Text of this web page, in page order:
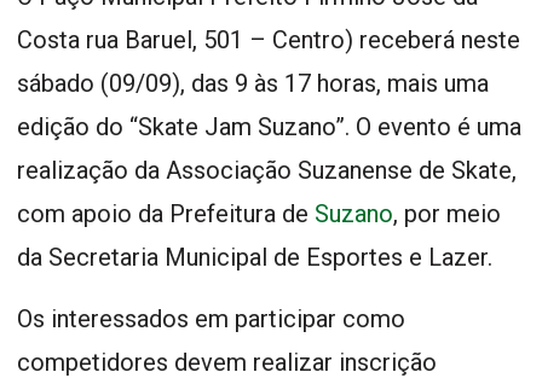
Costa rua Baruel, 501 – Centro) receberá neste
sábado (09/09), das 9 às 17 horas, mais uma
edição do “Skate Jam Suzano”. O evento é uma
realização da Associação Suzanense de Skate,
com apoio da Prefeitura de Suzano, por meio
da Secretaria Municipal de Esportes e Lazer.
Os interessados em participar como
competidores devem realizar inscrição